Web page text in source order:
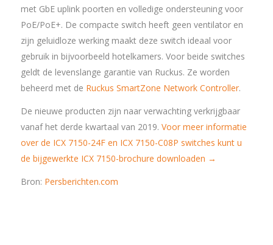
met GbE uplink poorten en volledige ondersteuning voor
PoE/PoE+. De compacte switch heeft geen ventilator en
zijn geluidloze werking maakt deze switch ideaal voor
gebruik in bijvoorbeeld hotelkamers. Voor beide switches
geldt de levenslange garantie van Ruckus. Ze worden
beheerd met de Ruckus SmartZone Network Controller.
De nieuwe producten zijn naar verwachting verkrijgbaar
vanaf het derde kwartaal van 2019. Voor meer informatie
over de ICX 7150-24F en ICX 7150-C08P switches kunt u
de bijgewerkte ICX 7150-brochure downloaden →
Bron: Persberichten.com